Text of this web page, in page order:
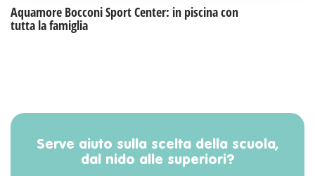
Aquamore Bocconi Sport Center: in piscina con
tutta la famiglia
Serve aiuto sulla scelta della scuola,
dal nido alle superiori?